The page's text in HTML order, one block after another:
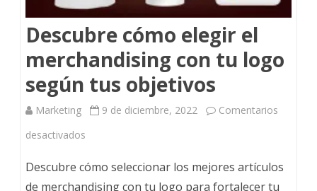
Descubre cómo elegir el
merchandising con tu logo
según tus objetivos
Marketing 9 de diciembre, 2022
Comentarios
desactivados
Descubre cómo seleccionar los mejores artículos
de merchandising con tu logo para fortalecer tu